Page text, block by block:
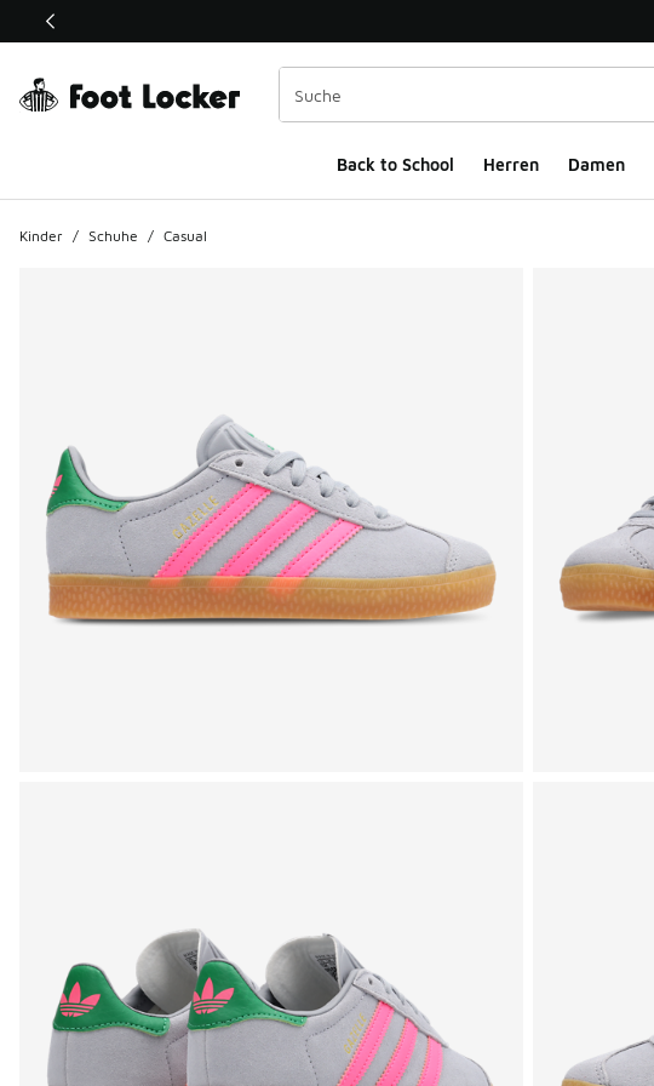
Dieser Link öffnet sich in einem neuen Fenster
Back to School Herren Damen
Kinder / Schuhe / Casual